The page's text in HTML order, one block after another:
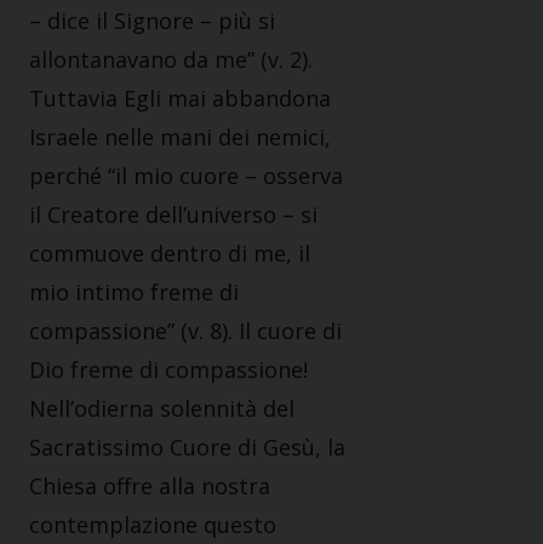
– dice il Signore – più si
allontanavano da me” (v. 2).
Tuttavia Egli mai abbandona
Israele nelle mani dei nemici,
perché “il mio cuore – osserva
il Creatore dell’universo – si
commuove dentro di me, il
mio intimo freme di
compassione” (v. 8). Il cuore di
Dio freme di compassione!
Nell’odierna solennità del
Sacratissimo Cuore di Gesù, la
Chiesa offre alla nostra
contemplazione questo